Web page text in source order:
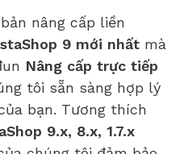
nâng cấp liền
9 mới nhất mà
Nâng cấp trực tiếp
tôi sẵn sàng hợp lý
bạn. Tương thích
9.x, 8.x, 1.7.x